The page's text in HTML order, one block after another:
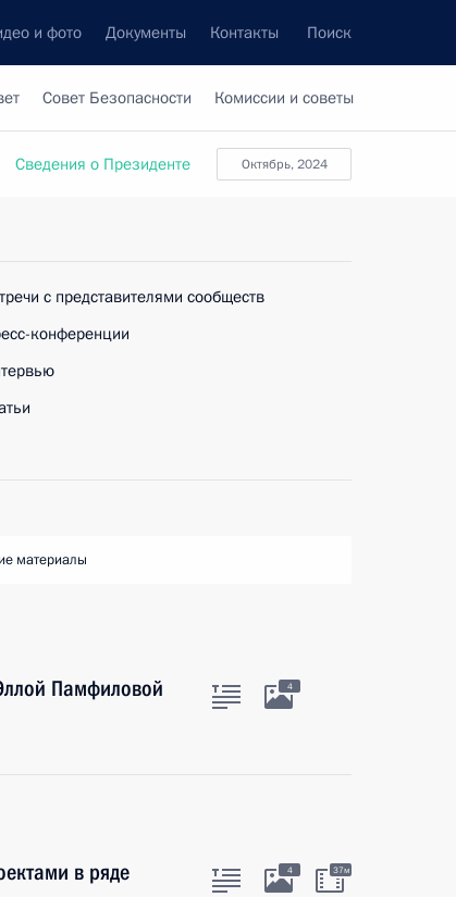
и фото Документы Контакты Поиск
Совет Безопасности Комиссии и советы
октябрь, 2024
Сведения о Президенте
с представителями сообществ
конференции
материалы
Памфиловой
4
в ряде
4 37м